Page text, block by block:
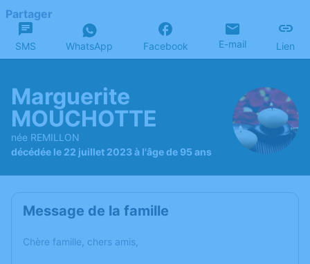
Partager
SMS WhatsApp Facebook E-mail Lien
Marguerite
MOUCHOTTE
née REMILLON
décédée le 22 juillet 2023 à l'âge de 95 ans
Message de la famille
Chère famille, chers amis,